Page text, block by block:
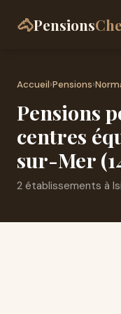
🐴Pensions
Accueil›Pensions›
Pensions
centres
sur-Mer
2 établissements à